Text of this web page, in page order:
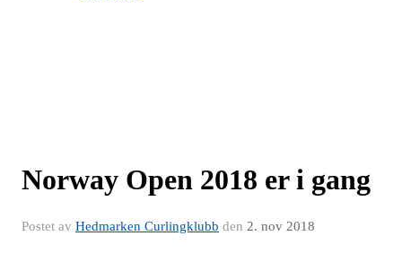
Norway Open 2018 er i gang
Postet av Hedmarken Curlingklubb den 2. nov 2018